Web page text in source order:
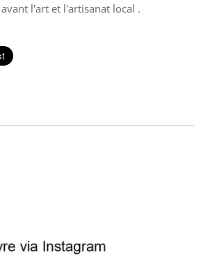
l'art et l'artisanat local .